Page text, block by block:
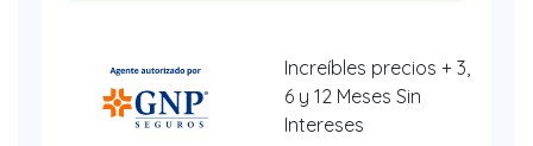
Increíbles precios + 3,
6 y 12 Meses Sin
Intereses